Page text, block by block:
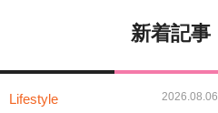
新着記事
Lifestyle 2026.08.06